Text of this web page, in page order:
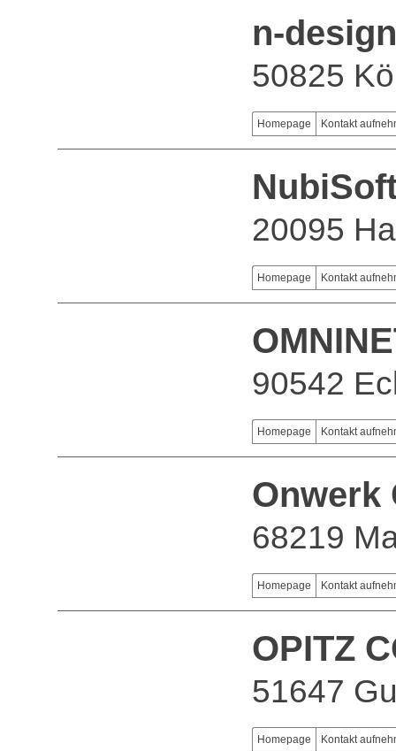
n-
50825
Homepage Kontakt
20095
Homepage Kontakt
90542
Homepage Kontakt
Onwerk
68219
Homepage Kontakt
OPITZ
51647
Homepage Kontakt